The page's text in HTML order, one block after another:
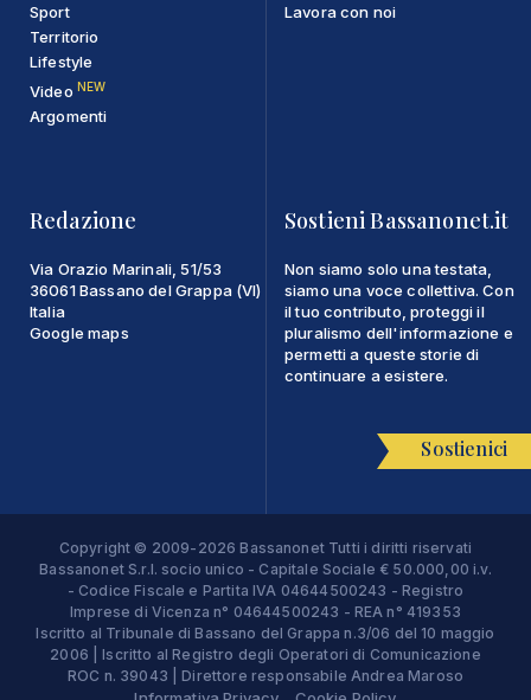
Sport
Territorio
Lifestyle
Video NEW
Argomenti
Lavora con noi
Redazione
Via Orazio Marinali, 51/53
36061 Bassano del Grappa (VI)
Italia
Google maps
Sostieni Bassanonet.it
Non siamo solo una testata,
siamo una voce collettiva. Con
il tuo contributo, proteggi il
pluralismo dell'informazione e
permetti a queste storie di
continuare a esistere.
Sostienici
Copyright © 2009-2026 Bassanonet Tutti i diritti riservati
Bassanonet S.r.l. socio unico - Capitale Sociale € 50.000,00 i.v.
- Codice Fiscale e Partita IVA 04644500243 - Registro
Imprese di Vicenza n° 04644500243 - REA n° 419353
Iscritto al Tribunale di Bassano del Grappa n.3/06 del 10 maggio
2006 | Iscritto al Registro degli Operatori di Comunicazione
ROC n. 39043 | Direttore responsabile Andrea Maroso